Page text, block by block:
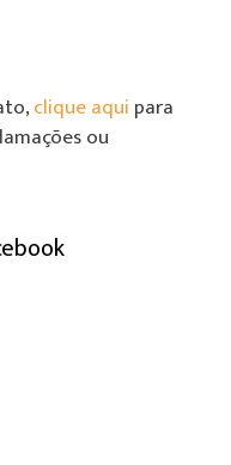
clique aqui para
ou